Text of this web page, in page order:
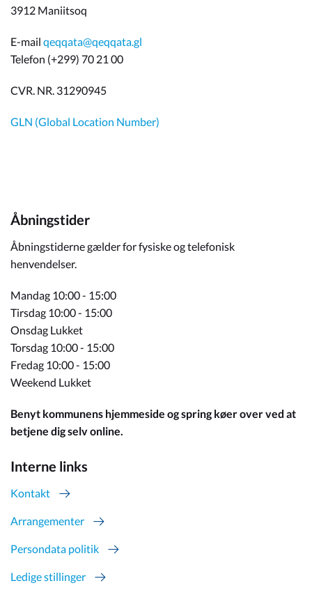
3912 Maniitsoq
E-mail qeqqata@qeqqata.gl
Telefon (+299) 70 21 00
CVR. NR. 31290945
GLN (Global Location Number)
Åbningstider
Åbningstiderne gælder for fysiske og telefonisk
henvendelser.
Mandag 10:00 - 15:00
Tirsdag 10:00 - 15:00
Onsdag Lukket
Torsdag 10:00 - 15:00
Fredag 10:00 - 15:00
Weekend Lukket
Benyt kommunens hjemmeside og spring køer over ved at
betjene dig selv online.
Interne links
Kontakt
Arrangementer
Persondata politik
Ledige stillinger